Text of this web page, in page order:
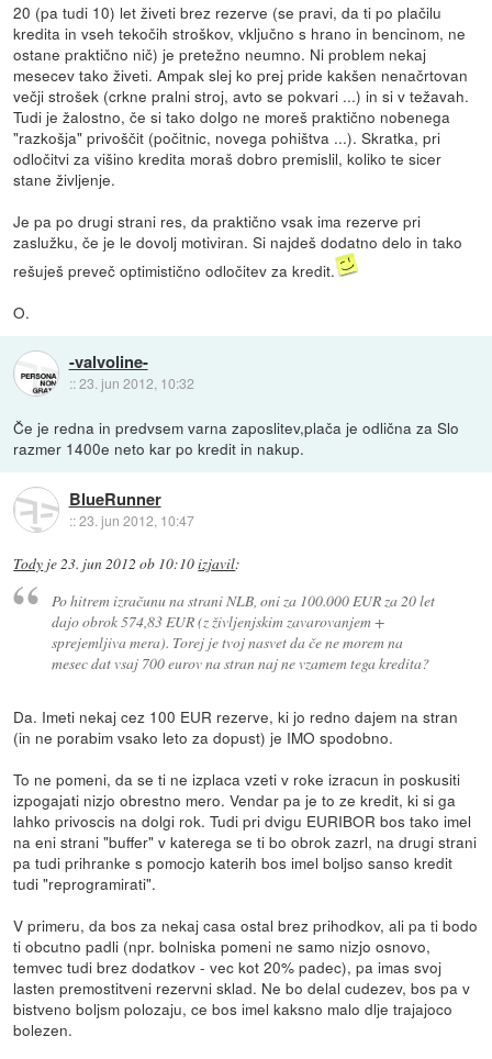
20 (pa tudi 10) let živeti brez rezerve (se pravi, da ti po plačilu
kredita in vseh tekočih stroškov, vključno s hrano in bencinom, ne
ostane praktično nič) je pretežno neumno. Ni problem nekaj
mesecev tako živeti. Ampak slej ko prej pride kakšen nenačrtovan
večji strošek (crkne pralni stroj, avto se pokvari ...) in si v težavah.
Tudi je žalostno, če si tako dolgo ne moreš praktično nobenega
"razkošja" privoščit (počitnic, novega pohištva ...). Skratka, pri
odločitvi za višino kredita moraš dobro premislil, koliko te sicer
stane življenje.
Je pa po drugi strani res, da praktično vsak ima rezerve pri
zaslužku, če je le dovolj motiviran. Si najdeš dodatno delo in tako
rešuješ preveč optimistično odločitev za kredit.
O.
-valvoline-
::23. jun 2012, 10:32
Če je redna in predvsem varna zaposlitev,plača je odlična za Slo
razmer 1400e neto kar po kredit in nakup.
BlueRunner
::23. jun 2012, 10:47
Tody je23. jun 2012 ob 10:10izjavil:
Po hitrem izračunu na strani NLB, oni za 100.000 EUR za 20 let
dajo obrok 574,83 EUR (z življenjskim zavarovanjem +
sprejemljiva mera). Torej je tvoj nasvet da če ne morem na
mesec dat vsaj 700 eurov na stran naj ne vzamem tega kredita?
Da. Imeti nekaj cez 100 EUR rezerve, ki jo redno dajem na stran
(in ne porabim vsako leto za dopust) je IMO spodobno.
To ne pomeni, da se ti ne izplaca vzeti v roke izracun in poskusiti
izpogajati nizjo obrestno mero. Vendar pa je to ze kredit, ki si ga
lahko privoscis na dolgi rok. Tudi pri dvigu EURIBOR bos tako imel
na eni strani "buffer" v katerega se ti bo obrok zazrl, na drugi strani
pa tudi prihranke s pomocjo katerih bos imel boljso sanso kredit
tudi "reprogramirati".
V primeru, da bos za nekaj casa ostal brez prihodkov, ali pa ti bodo
ti obcutno padli (npr. bolniska pomeni ne samo nizjo osnovo,
temvec tudi brez dodatkov - vec kot 20% padec), pa imas svoj
lasten premostitveni rezervni sklad. Ne bo delal cudezev, bos pa v
bistveno boljsm polozaju, ce bos imel kaksno malo dlje trajajoco
bolezen.